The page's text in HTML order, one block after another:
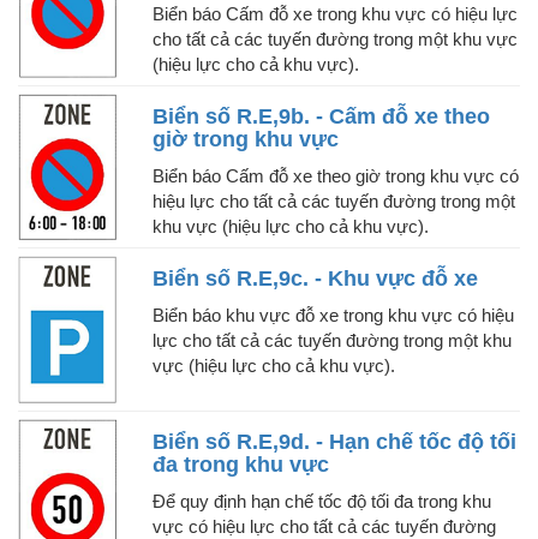
Biển báo Cấm đỗ xe trong khu vực có hiệu lực
cho tất cả các tuyến đường trong một khu vực
(hiệu lực cho cả khu vực).
Biển số R.E,9b. - Cấm đỗ xe theo
giờ trong khu vực
Biển báo Cấm đỗ xe theo giờ trong khu vực có
hiệu lực cho tất cả các tuyến đường trong một
khu vực (hiệu lực cho cả khu vực).
Biển số R.E,9c. - Khu vực đỗ xe
Biển báo khu vực đỗ xe trong khu vực có hiệu
lực cho tất cả các tuyến đường trong một khu
vực (hiệu lực cho cả khu vực).
Biển số R.E,9d. - Hạn chế tốc độ tối
đa trong khu vực
Để quy định hạn chế tốc độ tối đa trong khu
vực có hiệu lực cho tất cả các tuyến đường